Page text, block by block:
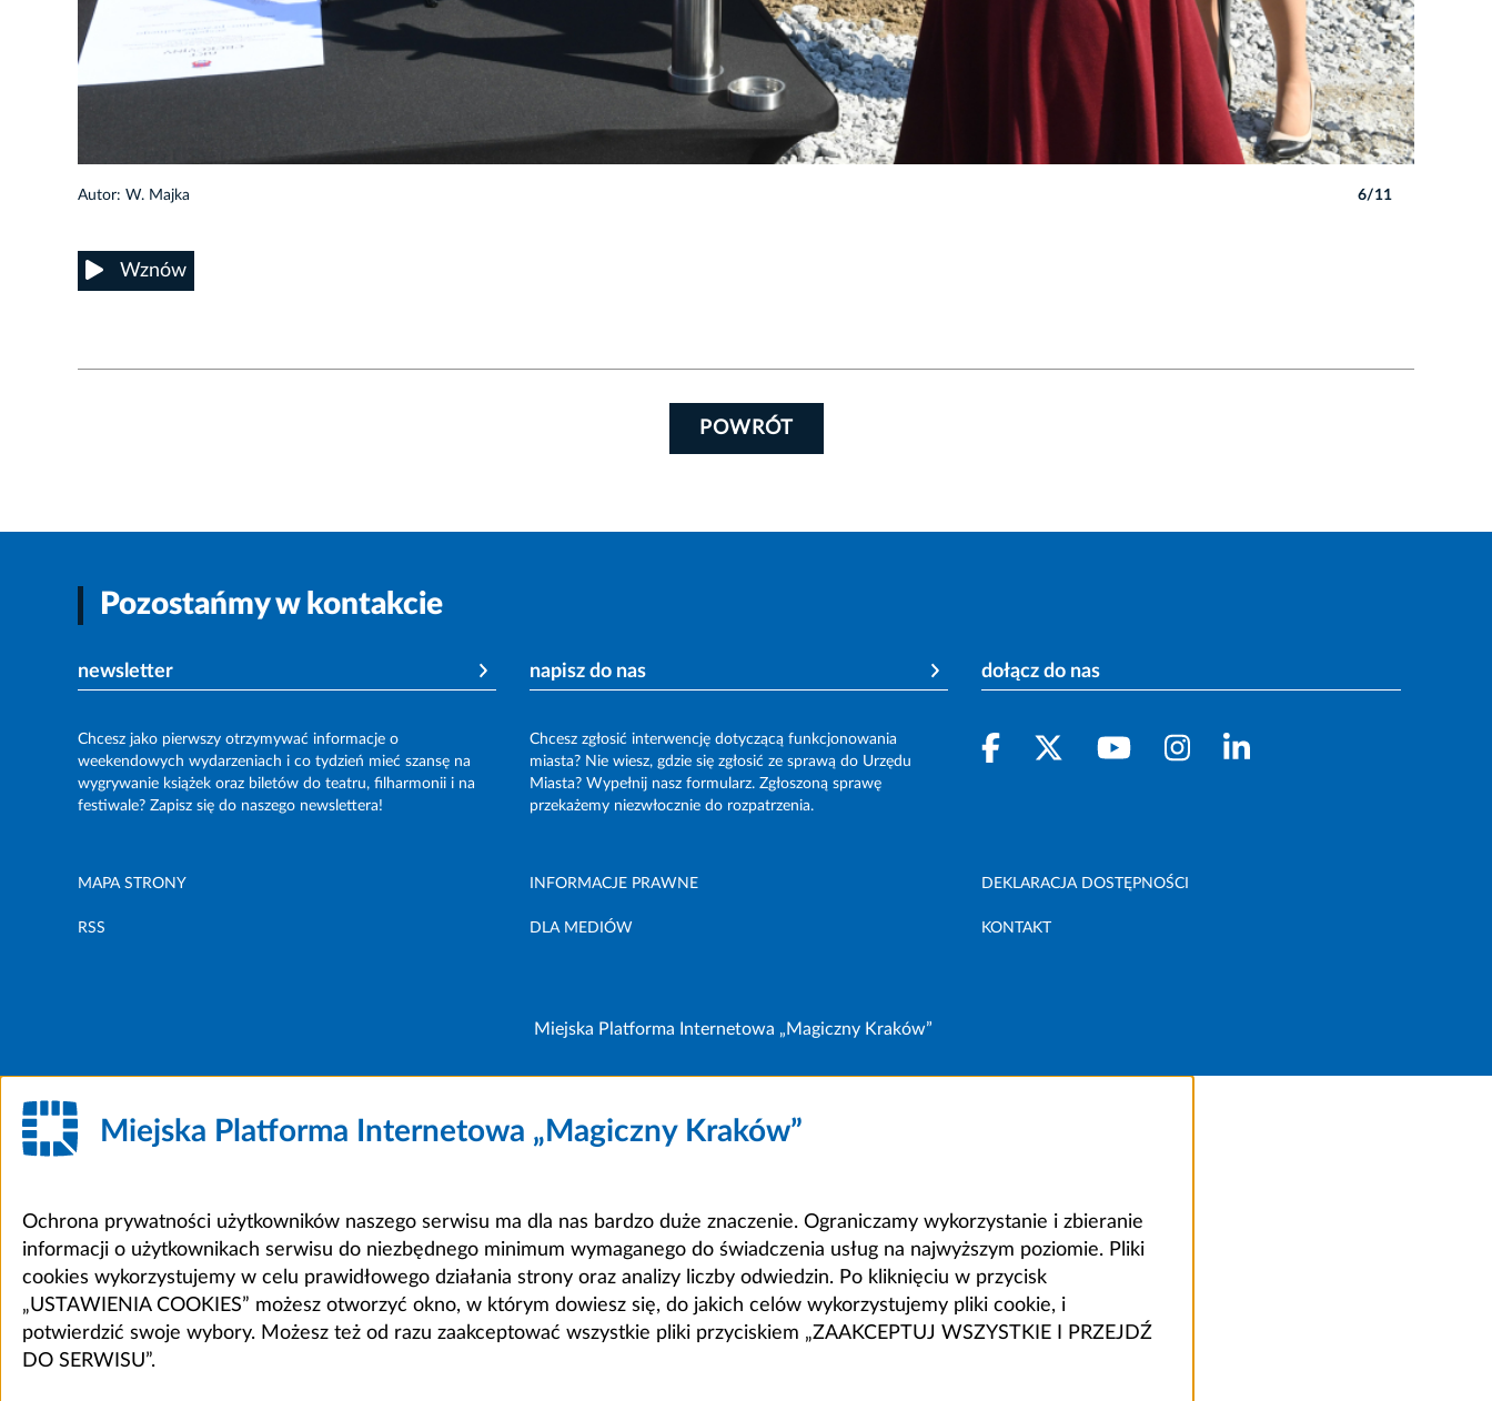
Autor: W. Majka 6/11
Wznów
POWRÓT
Pozostańmy w kontakcie
newsletter
Chcesz jako pierwszy otrzymywać informacje o
weekendowych wydarzeniach i co tydzień mieć szansę na
wygrywanie książek oraz biletów do teatru, filharmonii i na
festiwale? Zapisz się do naszego newslettera!
napisz do nas
Chcesz zgłosić interwencję dotyczącą funkcjonowania
miasta? Nie wiesz, gdzie się zgłosić ze sprawą do Urzędu
Miasta? Wypełnij nasz formularz. Zgłoszoną sprawę
przekażemy niezwłocznie do rozpatrzenia.
dołącz do nas
MAPA STRONY INFORMACJE PRAWNE DEKLARACJA DOSTĘPNOŚCI
RSS DLA MEDIÓW KONTAKT
Miejska Platforma Internetowa „Magiczny Kraków”
Miejska Platforma Internetowa „Magiczny Kraków”
Ochrona prywatności użytkowników naszego serwisu ma dla nas bardzo duże znaczenie. Ograniczamy wykorzystanie i zbieranie
informacji o użytkownikach serwisu do niezbędnego minimum wymaganego do świadczenia usług na najwyższym poziomie. Pliki
cookies wykorzystujemy w celu prawidłowego działania strony oraz analizy liczby odwiedzin. Po kliknięciu w przycisk
„USTAWIENIA COOKIES” możesz otworzyć okno, w którym dowiesz się, do jakich celów wykorzystujemy pliki cookie, i
potwierdzić swoje wybory. Możesz też od razu zaakceptować wszystkie pliki przyciskiem „ZAAKCEPTUJ WSZYSTKIE I PRZEJDŹ
DO SERWISU”.